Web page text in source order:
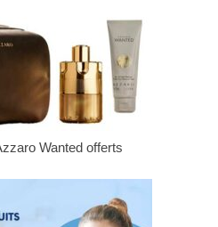
Wanted offerts